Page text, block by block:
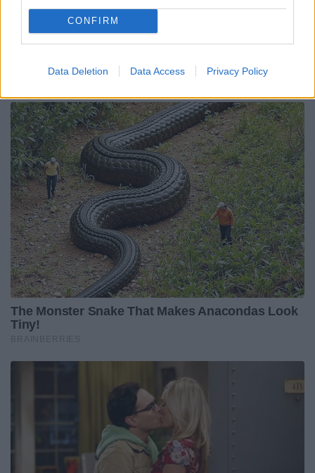
CONFIRM
Data Deletion Data Access Privacy Policy
Italia v Scozia
16.03.24 – ore 14.15 locali (15.15 ITA)